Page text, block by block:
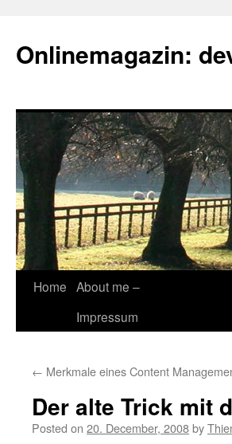
Onlinemagazin:
Skip
Home About me –
Impressum
← Merkmale eines Content
Der alte Trick mit
Posted on 20. December, 2008by